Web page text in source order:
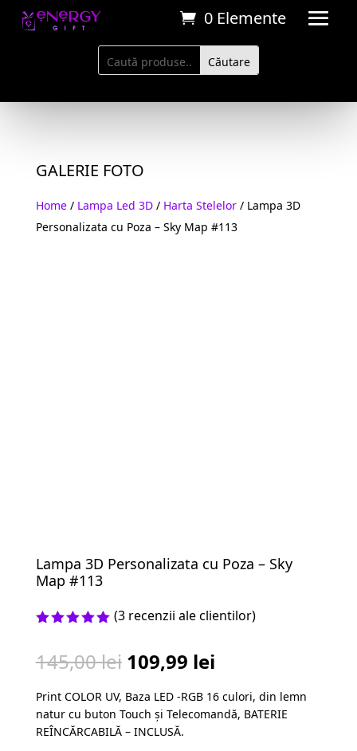
0 Elemente
GALERIE FOTO
Home/ Lampa Led 3D/ Harta Stelelor/ Lampa 3D
Personalizata cu Poza – Sky Map #113
Lampa 3D Personalizata cu Poza – Sky
Map #113
pe baza a
evaluări
clienți
(3 recenzii ale clientilor)
145,00lei Prețul
a
fost:
109,99 leiPrețul
este:
109,99 lei.
Print COLOR UV, Baza LED -RGB 16 culori, din lemn
natur cu buton Touch și Telecomandă, BATERIE
REÎNCĂRCABILĂ – INCLUSĂ.